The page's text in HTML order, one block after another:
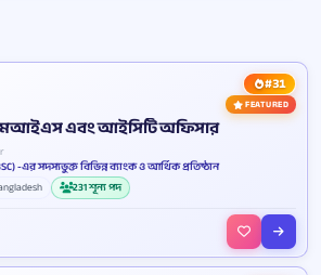
#31
FEATURED
এবং আইসিটি অফিসার
-এর সদস্যভুক্ত বিভিন্ন ব্যাংক ও আর্থিক প্রতিষ্ঠান
231 শূন্য পদ